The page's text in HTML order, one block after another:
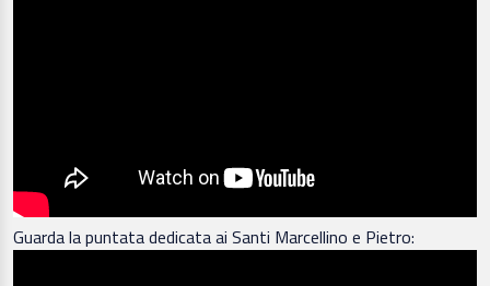
Guarda la puntata dedicata ai Santi Marcellino e Pietro: